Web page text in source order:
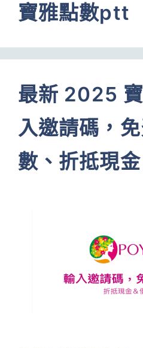
寶雅點數ptt
最新 2025
入邀請碼，
數、折抵現金